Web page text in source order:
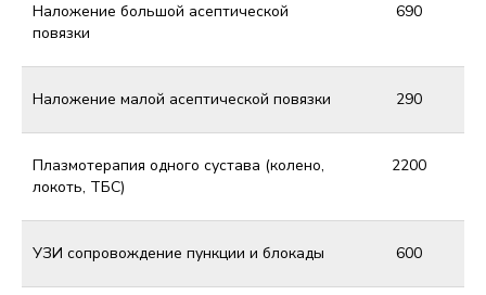
Наложение большой асептической
повязки
690
Наложение малой асептической повязки 290
Плазмотерапия одного сустава (колено,
локоть, ТБС)
2200
УЗИ сопровождение пункции и блокады 600